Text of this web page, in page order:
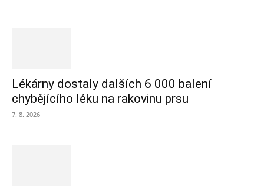
Lékárny dostaly dalších 6 000 balení
chybějícího léku na rakovinu prsu
7. 8. 2026